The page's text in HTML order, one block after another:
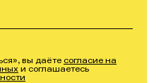
вы даёте согласие на
и соглашаетесь